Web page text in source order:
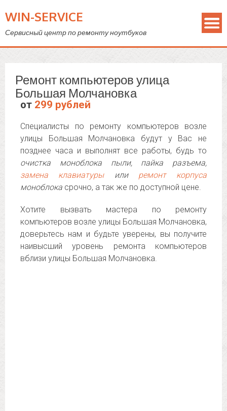
WIN-SERVICE
Сервисный центр по ремонту ноутбуков
Ремонт компьютеров улица
Большая Молчановка
от 299 рублей
Специалисты по ремонту компьютеров возле
улицы Большая Молчановка будут у Вас не
позднее часа и выполнят все работы, будь то
очистка моноблока пыли, пайка разъема,
замена клавиатурыили ремонт корпуса
моноблока срочно, а так же по доступной цене.
Хотите вызвать мастера по ремонту
компьютеров возле улицы Большая Молчановка,
доверьтесь нам и будьте уверены, вы получите
наивысший уровень ремонта компьютеров
вблизи улицы Большая Молчановка.